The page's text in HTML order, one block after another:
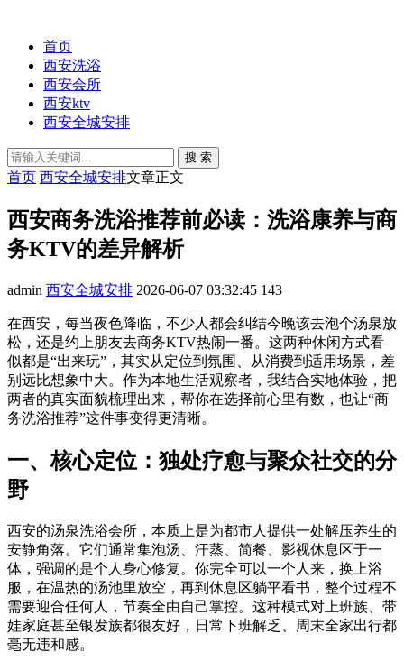
首页
西安洗浴
西安会所
西安ktv
西安全城安排
搜 索
首页 西安全城安排文章正文
西安商务洗浴推荐前必读：洗浴康养与商
务KTV的差异解析
admin 西安全城安排 2026-06-07 03:32:45 143
在西安，每当夜色降临，不少人都会纠结今晚该去泡个汤泉放
松，还是约上朋友去商务KTV热闹一番。这两种休闲方式看
似都是“出来玩”，其实从定位到氛围、从消费到适用场景，差
别远比想象中大。作为本地生活观察者，我结合实地体验，把
两者的真实面貌梳理出来，帮你在选择前心里有数，也让“商
务洗浴推荐”这件事变得更清晰。
一、核心定位：独处疗愈与聚众社交的分
野
西安的汤泉洗浴会所，本质上是为都市人提供一处解压养生的
安静角落。它们通常集泡汤、汗蒸、简餐、影视休息区于一
体，强调的是个人身心修复。你完全可以一个人来，换上浴
服，在温热的汤池里放空，再到休息区躺平看书，整个过程不
需要迎合任何人，节奏全由自己掌控。这种模式对上班族、带
娃家庭甚至银发族都很友好，日常下班解乏、周末全家出行都
毫无违和感。